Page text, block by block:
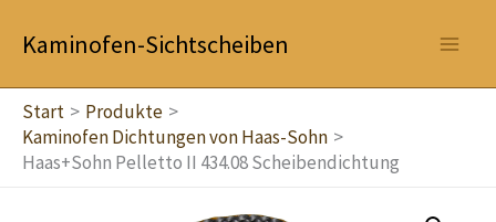
InhaltKaminofen-Sichtscheiben
Start
Produkte
Kaminofen Dichtungen von Haas-Sohn
Haas+Sohn Pelletto II 434.08 Scheibendichtung